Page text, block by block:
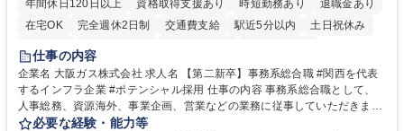
年間休日120日以上
資格取得支援あり 時短勤務あり
退職金あり
在宅OK
完全週休2日制 交通費支給 駅近5分以内
土日祝休み
服装自由
第二新卒歓迎
仕事の内容
企業名 大阪ガス株式会社 求人名 【第二新卒】事務系総合職 #関西を代表
するインフラ企業 #ポテンシャル採用 仕事の内容 事務系総合職として、
人事総務、資源海外、事業企画、営業などの業務に従事していただきま
す。 【業務内容の一例】■所属事業部の勤労業務 ■海外に関係する各種業
必要な経験・能力等